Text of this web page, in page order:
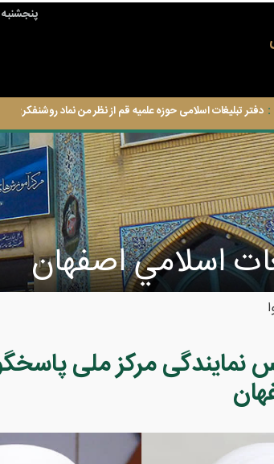
پنجشنبه ۱۵ مرداد ۱۴۰۵
: دفتر تبلیغات اسلامی حوزه علمیه قم از نظر من نماد روشنفکری
اسلامي اصفهان
نمایندگی مرکز ملی